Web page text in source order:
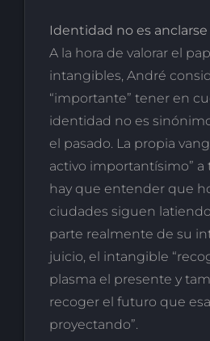
Identidad no es
A la hora de valorar el
intangibles, André
“importante” tener en
identidad no es
el pasado. La propia
activo importantísimo” a
hay que entender que
ciudades siguen
parte realmente de su
juicio, el intangible
plasma el presente y
recoger el futuro que
proyectando”.